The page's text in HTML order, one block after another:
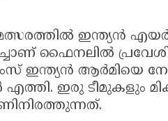
ഇന്ത്യൻ
ഫൈനലിൽ
ഇന്ത്യൻ ആർമിയെ
ഇരു ടീമുകളും